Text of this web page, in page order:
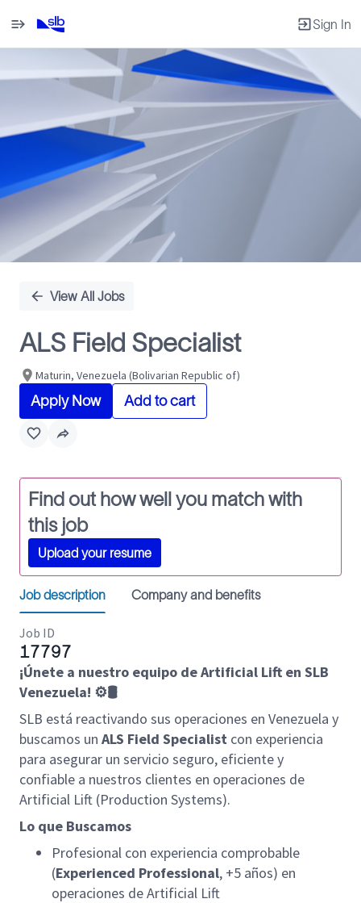
Sign In
Position
View All Jobs
ALS Field Specialist
Maturin, Venezuela (Bolivarian Republic of)
Apply Now Add to cart
Find out how well you match with
this job
Upload your resume
Job description Company and benefits
Job ID
17797
¡Únete a nuestro equipo de Artificial Lift en SLB
Venezuela! ⚙️🛢️
SLB está reactivando sus operaciones en Venezuela y
buscamos un ALS Field Specialist con experiencia
para asegurar un servicio seguro, eficiente y
confiable a nuestros clientes en operaciones de
Artificial Lift (Production Systems).
Lo que Buscamos
Profesional con experiencia comprobable
(Experienced Professional, +5 años) en
operaciones de Artificial Lift